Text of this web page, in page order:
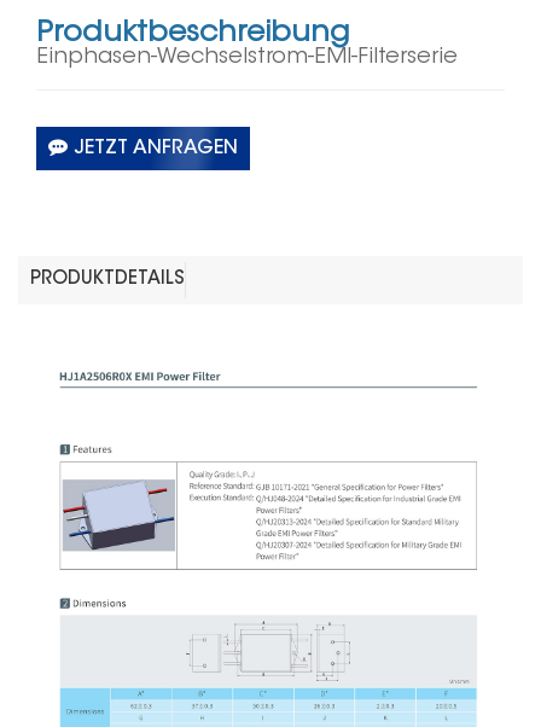
Produktbeschreibung
Einphasen-Wechselstrom-EMI-Filterserie
JETZT ANFRAGEN
PRODUKTDETAILS